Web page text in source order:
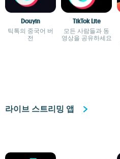
Douyin
틱톡의 중국어 버
전
TikTok Lite
모든 사람들과 동
영상을 공유하세요
라이브 스트리밍 앱